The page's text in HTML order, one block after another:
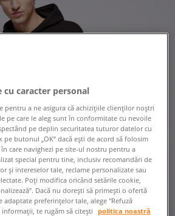
caracter personal
pentru a ne asigura că achizițiile clienților noștri
pe care le aleg sunt în conformitate cu nevoile
pe deplin securitatea tuturor datelor cu
pe butonul „OK” dacă ești de acord să folosim
care navighezi pe site-ul nostru pentru a
special pentru tine, inclusiv recomandări de
și intereselor tale, reclame personalizate sau
Poți modifica oricând setările cookie,
Dacă nu dorești să primești o ofertă
adaptate preferințelor tale, alege "Refuză
te rugăm să citești
politica noastră